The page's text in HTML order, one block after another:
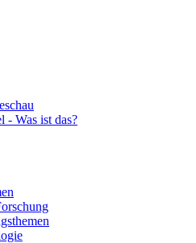
- Was ist das?